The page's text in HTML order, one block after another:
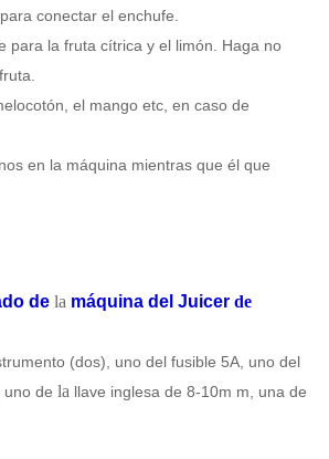
conectar el enchufe.
para la fruta cítrica y el limón. Haga no
el mango etc, en caso de
en la máquina mientras que él que
de la máquina del Juicer de
(dos), uno del fusible 5A, uno del
uno de la llave inglesa de 8-10m m, una de